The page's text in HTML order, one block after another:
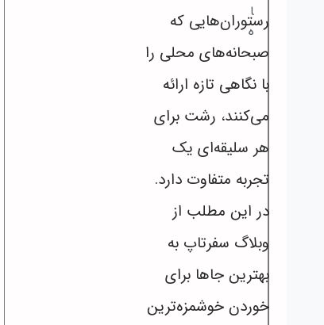
ا
ه
رستوران‌هایی که
صبحانه‌های محلی را
با نگاهی تازه ارائه
می‌کنند، رشت برای
هر سلیقه‌ای یک
تجربه متفاوت دارد.
در این مطلب از
وبلاگ سفرتاپ به
بهترین جاها برای
خوردن خوشمزه‌ترین